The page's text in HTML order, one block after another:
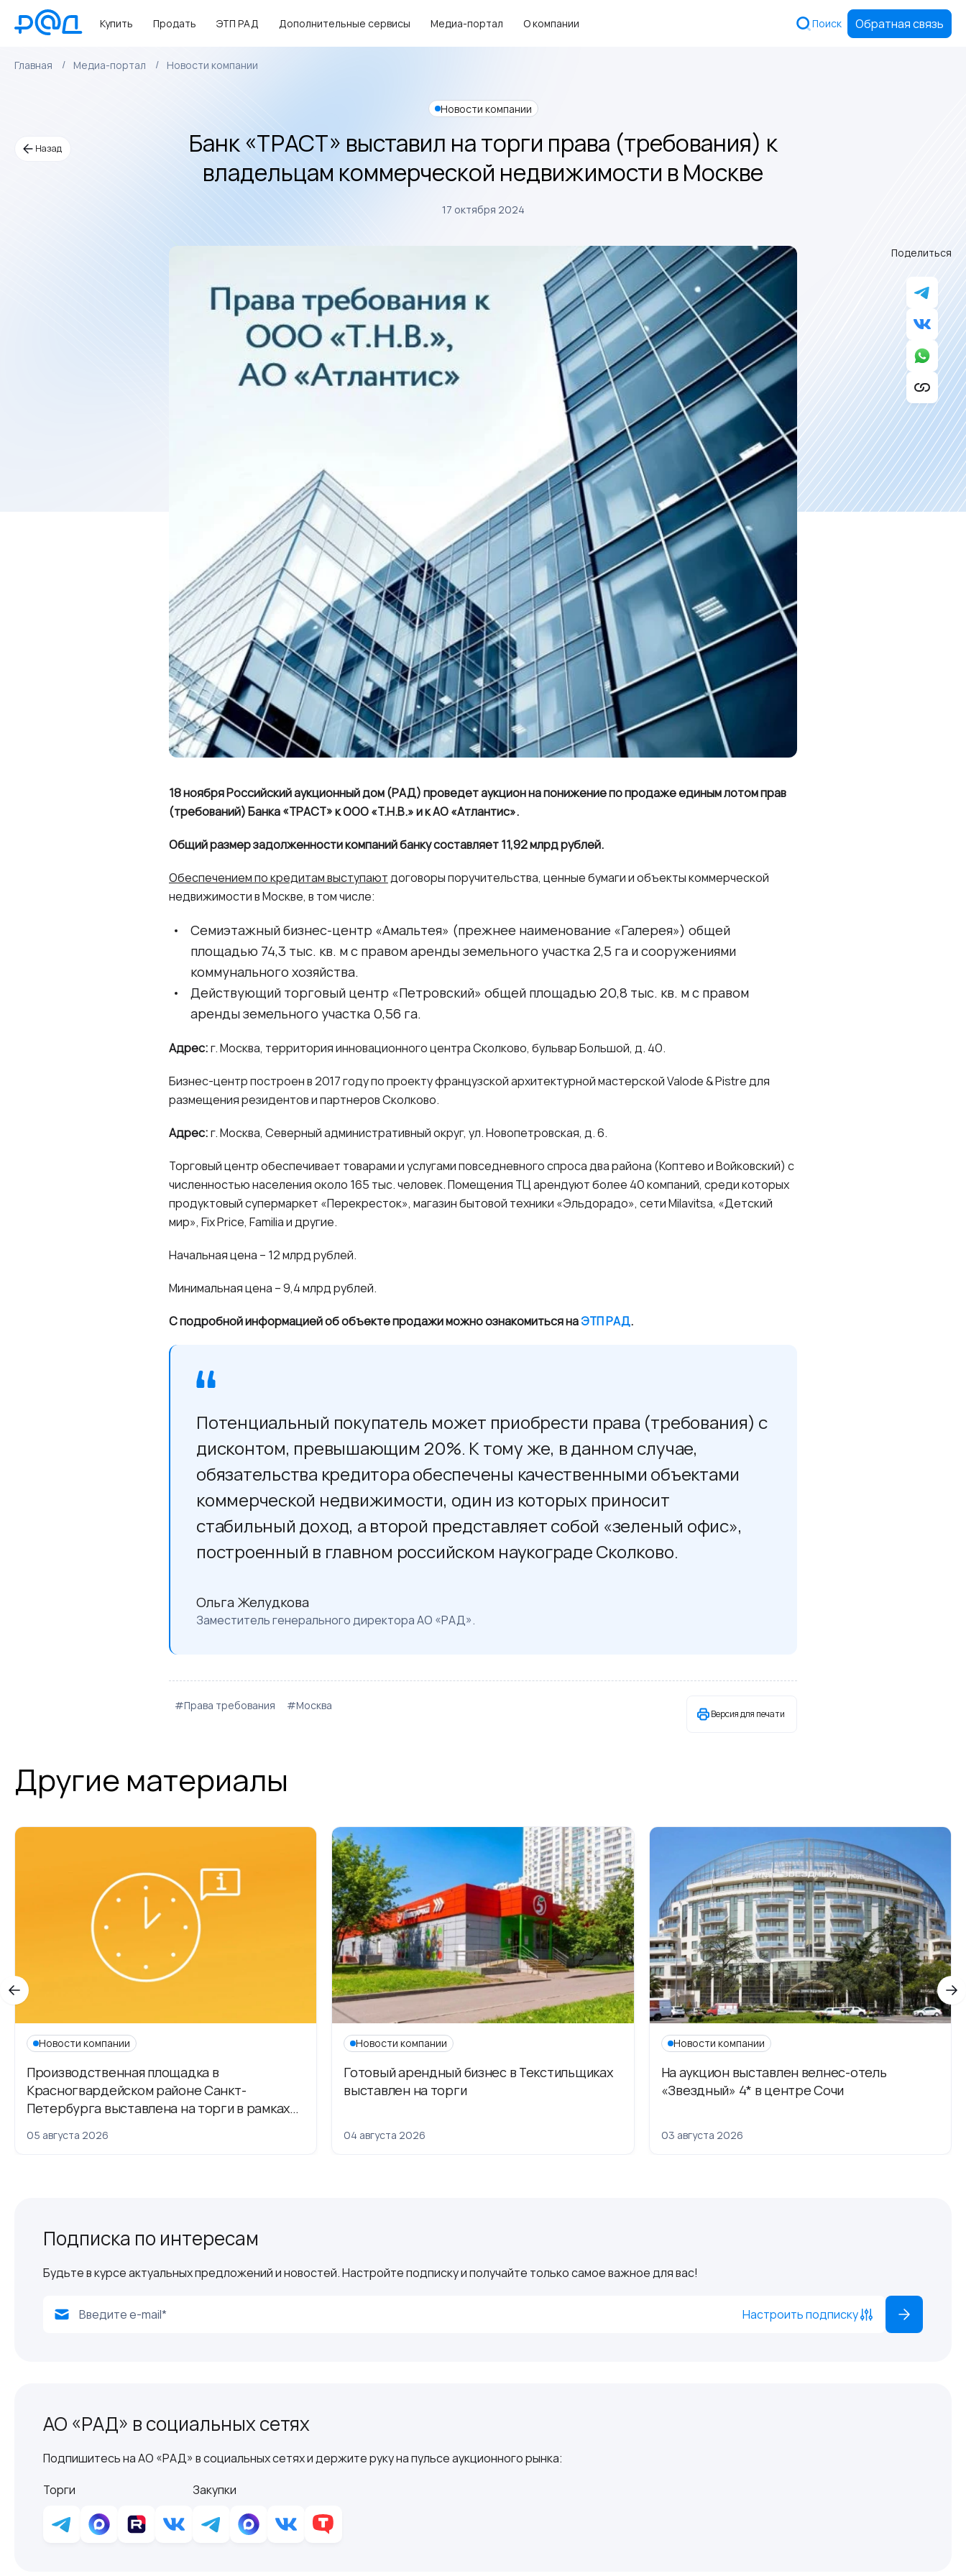
Купить Продать ЭТП РАД Дополнительные сервисы Медиа-портал О компании Поиск Обратная связь
Главная Медиа-портал Новости компании
Назад
Новости компании
Банк «ТРАСТ» выставил на торги права (требования) к
владельцам коммерческой недвижимости в Москве
17 октября 2024
18 ноября Российский аукционный дом (РАД) проведет аукцион на понижение по продаже единым лотом прав
(требований) Банка «ТРАСТ» к ООО «Т.Н.В.» и к АО «Атлантис».
Общий размер задолженности компаний банку составляет 11,92 млрд рублей.
Обеспечением по кредитам выступаютдоговоры поручительства, ценные бумаги и объекты коммерческой
недвижимости в Москве, в том числе:
Семиэтажный бизнес-центр «Амальтея» (прежнее наименование «Галерея») общей
площадью 74,3 тыс. кв. м с правом аренды земельного участка 2,5 га и сооружениями
коммунального хозяйства.
Действующий торговый центр «Петровский» общей площадью 20,8 тыс. кв. м с правом
аренды земельного участка 0,56 га.
Адрес:г. Москва, территория инновационного центра Сколково, бульвар Большой, д. 40.
Бизнес-центр построен в 2017 году по проекту французской архитектурной мастерской Valode & Pistre для
размещения резидентов и партнеров Сколково.
Адрес:г. Москва, Северный административный округ, ул. Новопетровская, д. 6.
Торговый центр обеспечивает товарами и услугами повседневного спроса два района (Коптево и Войковский) с
численностью населения около 165 тыс. человек. Помещения ТЦ арендуют более 40 компаний, среди которых
продуктовый супермаркет «Перекресток», магазин бытовой техники «Эльдорадо», сети Milavitsa, «Детский
мир», Fix Price, Familia и другие.
Начальная цена – 12 млрд рублей.
Минимальная цена – 9,4 млрд рублей.
С подробной информацией об объекте продажи можно ознакомиться наЭТП РАД.
Потенциальный покупатель может приобрести права (требования) с
дисконтом, превышающим 20%. К тому же, в данном случае,
обязательства кредитора обеспечены качественными объектами
коммерческой недвижимости, один из которых приносит
стабильный доход, а второй представляет собой «зеленый офис»,
построенный в главном российском наукограде Сколково.
Ольга Желудкова
Заместитель генерального директора АО «РАД».
#Права требования #Москва
Версия для печати
Поделиться
Другие материалы
Новости компании
Производственная площадка в
Красногвардейском районе Санкт-
Петербурга выставлена на торги в рамках
05 августа 2026
Новости компании
Готовый арендный бизнес в Текстильщиках
выставлен на торги
04 августа 2026
Новости компании
На аукцион выставлен велнес-отель
«Звездный» 4* в центре Сочи
03 августа 2026
Подписка по интересам
Будьте в курсе актуальных предложений и новостей. Настройте подписку и получайте только самое важное для вас!
Настроить подписку
АО «РАД» в социальных сетях
Подпишитесь на АО «РАД» в социальных сетях и держите руку на пульсе аукционного рынка:
Торги
Закупки